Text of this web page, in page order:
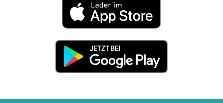
im
App
Jetzt
Google